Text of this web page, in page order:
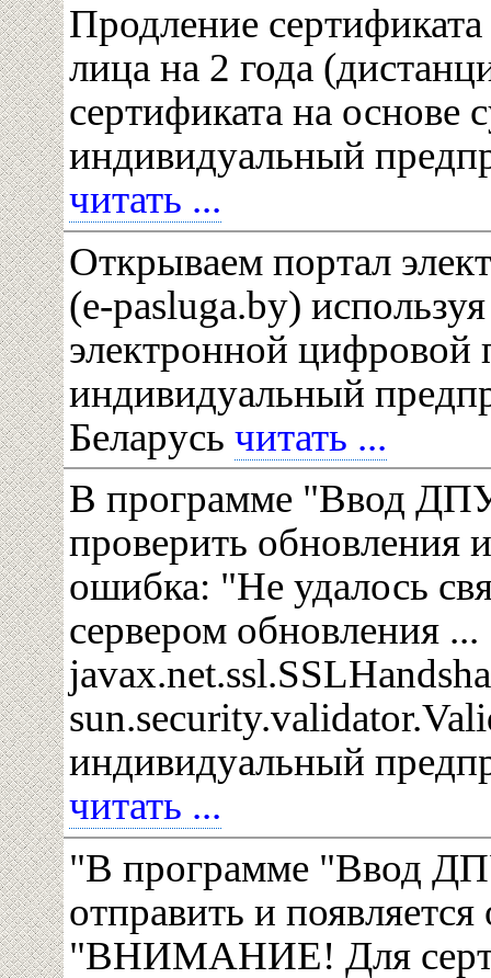
Продление
лица на 2 года
сертификата на основе
индивидуальный
читать ...
Открываем портал
(e-pasluga.by)
электронной цифровой
индивидуальный
Беларусь читать ...
В программе "Ввод
проверить обновления
ошибка: "Не удалось
сервером обновления ...
индивидуальный
читать ...
"В программе "Ввод
отправить и
"ВНИМАНИЕ! Для